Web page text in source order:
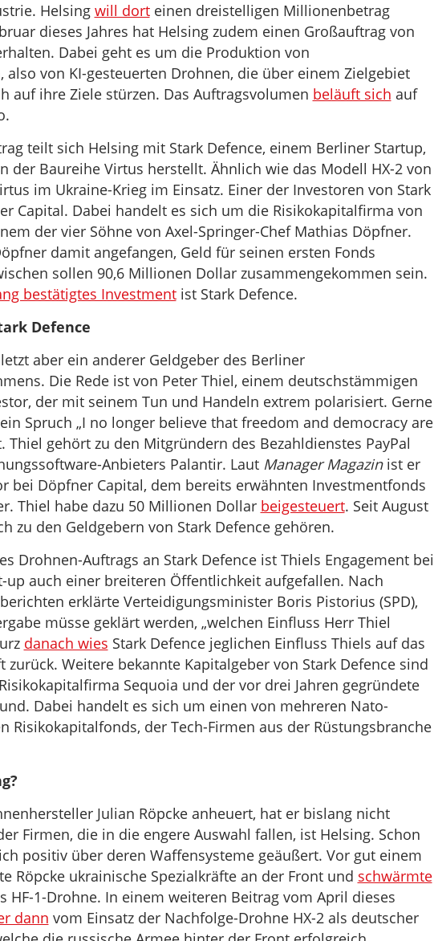
Helsing will dorteinen dreistelligen Millionenbetrag
dieses Jahres hat Helsing zudem einen Großauftrag von
Dabei geht es um die Produktion von
also von KI-gesteuerten Drohnen, die über einem Zielgebiet
auf ihre Ziele stürzen. Das Auftragsvolumen beläuft sich auf
teilt sich Helsing mit Stark Defence, einem Berliner Startup,
der Baureihe Virtus herstellt. Ähnlich wie das Modell HX-2 von
im Ukraine-Krieg im Einsatz. Einer der Investoren von Stark
Capital. Dabei handelt es sich um die Risikokapitalfirma von
der vier Söhne von Axel-Springer-Chef Mathias Döpfner.
damit angefangen, Geld für seinen ersten Fonds
sollen 90,6 Millionen Dollar zusammengekommen sein.
bestätigtes Investmentist Stark Defence.
Defence
aber ein anderer Geldgeber des Berliner
Die Rede ist von Peter Thiel, einem deutschstämmigen
der mit seinem Tun und Handeln extrem polarisiert. Gerne
Spruch „I no longer believe that freedom and democracy are
Thiel gehört zu den Mitgründern des Bezahldienstes PayPal
Anbieters Palantir. Laut Manager Magazinist er
bei Döpfner Capital, dem bereits erwähnten Investmentfonds
Thiel habe dazu 50 Millionen Dollar beigesteuert. Seit August
zu den Geldgebern von Stark Defence gehören.
Drohnen-Auftrags an Stark Defence ist Thiels Engagement bei
up auch einer breiteren Öffentlichkeit aufgefallen. Nach
erklärte Verteidigungsminister Boris Pistorius (SPD),
müsse geklärt werden, „welchen Einfluss Herr Thiel
danach wies Stark Defence jeglichen Einfluss Thiels auf das
zurück. Weitere bekannte Kapitalgeber von Stark Defence sind
Sequoia und der vor drei Jahren gegründete
Dabei handelt es sich um einen von mehreren Nato-
Risikokapitalfonds, der Tech-Firmen aus der Rüstungsbranche
Julian Röpcke anheuert, hat er bislang nicht
Firmen, die in die engere Auswahl fallen, ist Helsing. Schon
positiv über deren Waffensysteme geäußert. Vor gut einem
Röpcke ukrainische Spezialkräfte an der Front und schwärmte
HF-1-Drohne. In einem weiteren Beitrag vom April dieses
dann vom Einsatz der Nachfolge-Drohne HX-2 als deutscher